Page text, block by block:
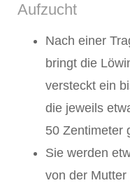
Aufzucht
Nach einer
bringt die
versteckt ein
die jeweils
50 Zentimeter
Sie werden
von der